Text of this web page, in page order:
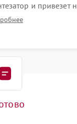
и привезет